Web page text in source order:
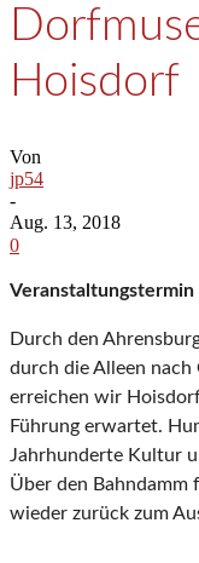
Hoisdorf
Von
jp54
-
Aug. 13, 2018
0
Veranstaltungstermin
Durch den
durch die Alleen
erreichen wir
Führung erwartet.
Jahrhunderte Kultur
Über den Bahndamm
wieder zurück zum